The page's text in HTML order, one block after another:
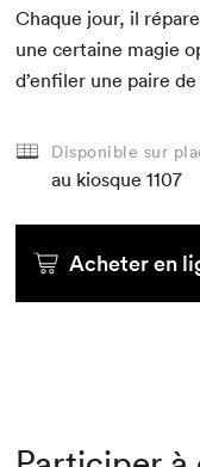
Chaque jour, il
une cer­taine magie
d’enfiler une paire
Disponible sur
au kiosque 1107
Acheter en